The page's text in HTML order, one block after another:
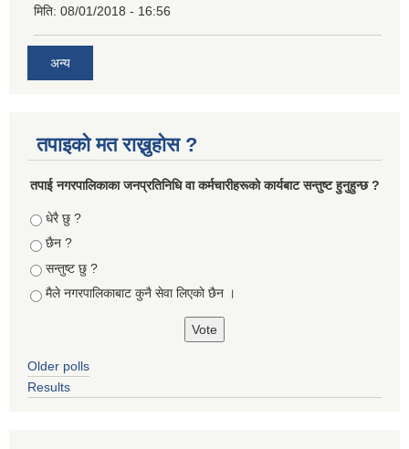
मिति: 08/01/2018 - 16:56
अन्य
तपाइको मत राख्नुहोस ?
तपा‌ई नगरपालिकाका जनप्रतिनिधि वा कर्मचारीहरूकाे कार्यबाट सन्तुष्ट हुनुहुन्छ ?
Choices
धेरै छु ?
छैन ?
सन्तुष्ट छु ?
मैले नगरपालिकाबाट कुनै सेवा लिएकाे छैन ।
Older polls
Results